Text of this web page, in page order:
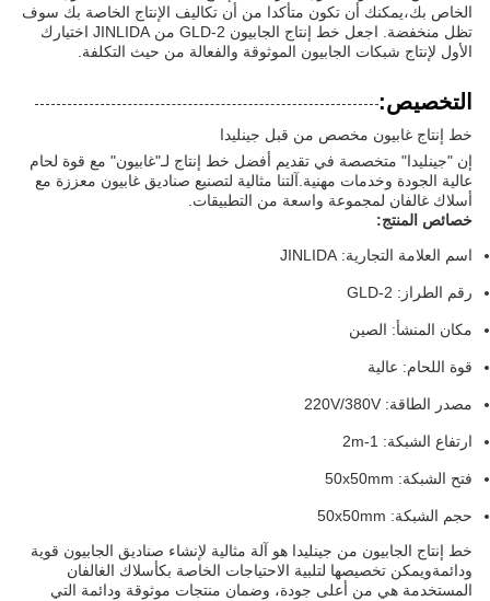
الخاص بك،يمكنك أن تكون متأكدا من أن تكاليف الإنتاج الخاصة بك سوف
تظل منخفضة. اجعل خط إنتاج الجابيون GLD-2 من JINLIDA اختيارك
الأول لإنتاج شبكات الجابيون الموثوقة والفعالة من حيث التكلفة.
التخصيص:
خط إنتاج غابيون مخصص من قبل جينليدا
إن "جينليدا" متخصصة في تقديم أفضل خط إنتاج لـ"غابيون" مع قوة لحام
عالية الجودة وخدمات مهنية.آلتنا مثالية لتصنيع صناديق غابيون معززة مع
أسلاك غالفان لمجموعة واسعة من التطبيقات.
خصائص المنتج:
اسم العلامة التجارية: JINLIDA
رقم الطراز: GLD-2
مكان المنشأ: الصين
قوة اللحام: عالية
مصدر الطاقة: 220V/380V
ارتفاع الشبكة: 1-2m
فتح الشبكة: 50x50mm
حجم الشبكة: 50x50mm
خط إنتاج الجابيون من جينليدا هو آلة مثالية لإنشاء صناديق الجابيون قوية
ودائمةويمكن تخصيصها لتلبية الاحتياجات الخاصة بكأسلاك الغالفان
المستخدمة هي من أعلى جودة، وضمان منتجات موثوقة ودائمة التي